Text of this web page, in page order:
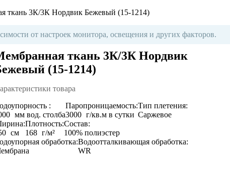
ткань 3К/3К Нордвик Бежевый (15-1214)
от настроек монитора, освещения и других факторов.
ткань 3К/3К Нордвик
(15-1214)
товара
:
мм вод. столба
Паропроницаемость:
3000 г/кв.м в сутки
Тип плетения:
Саржевое
см
Плотность:
168 г/м²
Состав:
100% полиэстер
обработка:Водоотталкивающая обработка:
WR